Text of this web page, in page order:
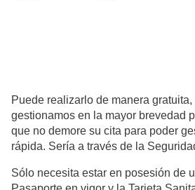
Puede realizarlo de manera
gestionamos en la mayor brevedad
que no demore su cita para poder
rápida. Sería a través de la
Sólo necesita estar en posesión de